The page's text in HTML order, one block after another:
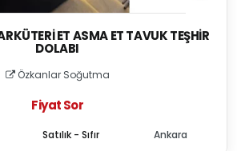
ET ASMA ET TAVUK TEŞHIR
DOLABI
Özkanlar Soğutma
Fiyat Sor
Satılık - Sıfır Ankara